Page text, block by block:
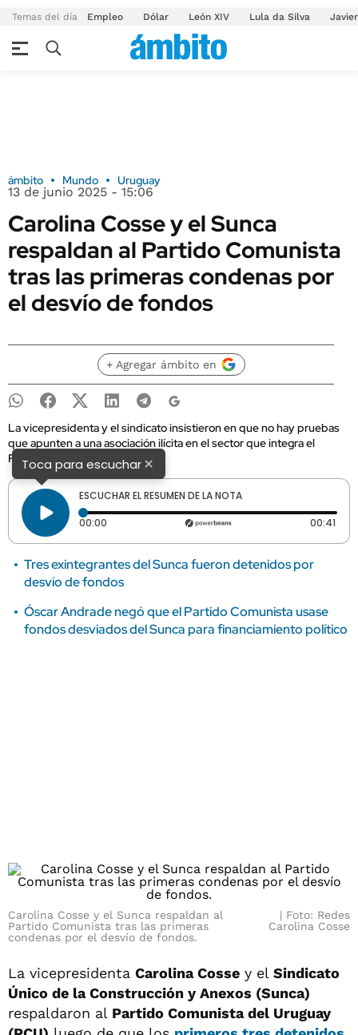
Temas del día Empleo Dólar León XIV Lula da Silva
ámbito Mundo Uruguay
13 de junio 2025 - 15:06
Carolina Cosse y el Sunca
respaldan al Partido Comunista
tras las primeras condenas por
el desvío de fondos
+ Agregar ámbito en
La vicepresidenta y el sindicato insistieron en que no hay pruebas
que apunten a una asociación ilícita en el sector que integra el
Frente Amplio.
Toca para escuchar×
ESCUCHAR EL RESUMEN DE LA NOTA
00:00 Tiempo transcurrido: 0 segundos 00:41
Tres exintegrantes del Sunca fueron detenidos por
desvío de fondos
Óscar Andrade negó que el Partido Comunista usase
fondos desviados del Sunca para financiamiento político
Carolina Cosse y el Sunca respaldan al
Partido Comunista tras las primeras
condenas por el desvío de fondos.
Foto: Redes
Carolina Cosse
La vicepresidenta Carolina Cosse y el Sindicato
Único de la Construcción y Anexos (Sunca)
respaldaron al Partido Comunista del Uruguay